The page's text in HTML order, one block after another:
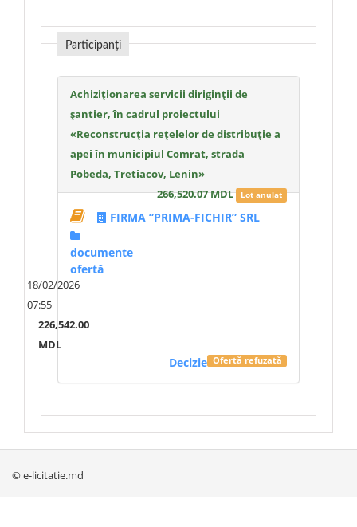
Participanți
Achiziţionarea servicii diriginţii de
şantier, în cadrul proiectului
«Reconstrucția rețelelor de distribuție a
apei în municipiul Comrat, strada
Pobeda, Tretiacov, Lenin»
266,520.07 MDL Lot anulat
FIRMA ”PRIMA-FICHIR” SRL
documente
ofertă
18/02/2026
07:55
226,542.00
MDL
Ofertă refuzată
Decizie
© e-licitatie.md